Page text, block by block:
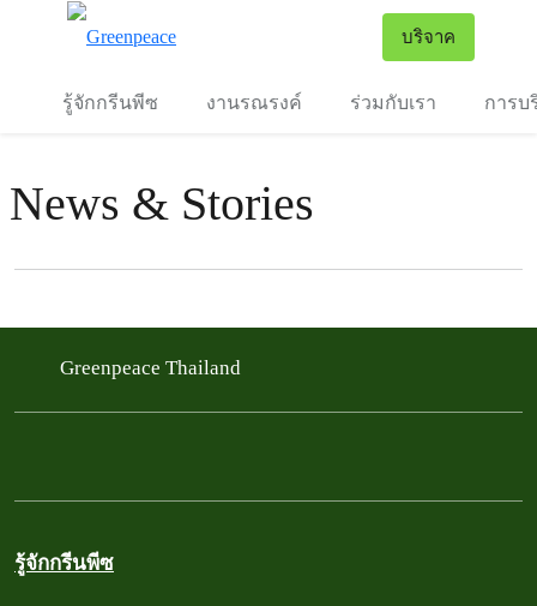
บริจาค
รู้จักกรีนพีซ งานรณรงค์ ร่วมกับเรา การบ
News & Stories
Filter posts
Greenpeace Thailand
รู้จักกรีนพีซ